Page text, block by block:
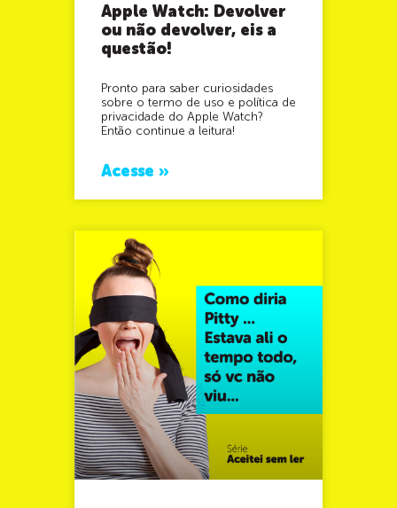
Apple Watch: Devolver
ou não devolver, eis a
questão!
Pronto para saber curiosidades
sobre o termo de uso e política de
privacidade do Apple Watch?
Então continue a leitura!
Acesse »